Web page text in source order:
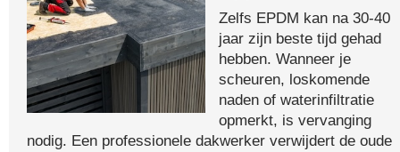
Zelfs EPDM kan na 30-40
jaar zijn beste tijd gehad
hebben. Wanneer je
scheuren, loskomende
naden of waterinfiltratie
opmerkt, is vervanging
nodig. Een professionele dakwerker verwijdert de oude